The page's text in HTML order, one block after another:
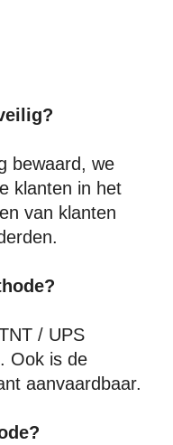
bewaard, we
klanten in het
van klanten
/ UPS
Ook is de
aanvaardbaar.